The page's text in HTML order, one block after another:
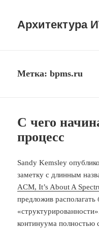
Архитектура
Метка:bpms.ru
С чего
процесс
Sandy Kemsley
заметку с длинным
ACM, It’s About A
предложив
континуума полностью